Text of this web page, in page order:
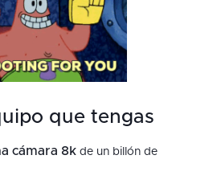
que tengas
cámara 8kde un billón de